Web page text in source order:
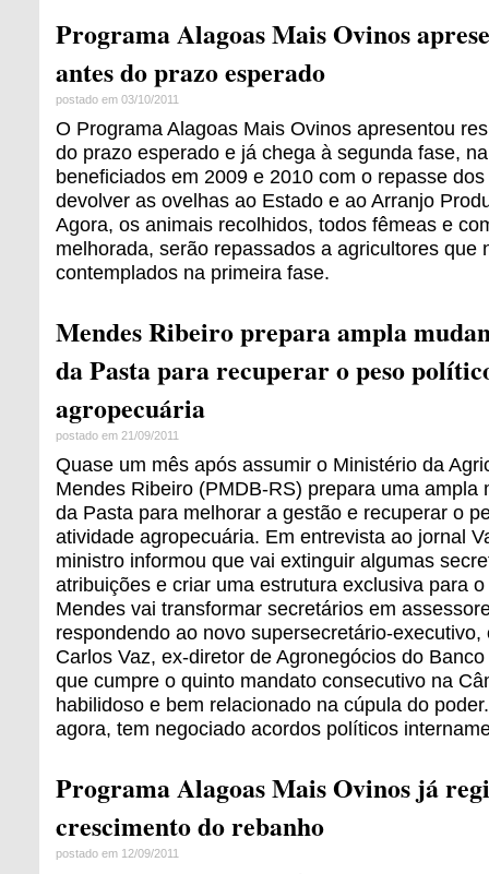
Programa Alagoas Mais Ovinos
antes do prazo esperado
postado em 03/10/2011
O Programa Alagoas Mais Ovinos apresentou
do prazo esperado e já chega à segunda fase,
beneficiados em 2009 e 2010 com o repasse
devolver as ovelhas ao Estado e ao Arranjo
Agora, os animais recolhidos, todos fêmeas e
melhorada, serão repassados a agricultores que
contemplados na primeira fase.
Mendes Ribeiro prepara ampla
da Pasta para recuperar o peso
agropecuária
postado em 21/09/2011
Quase um mês após assumir o Ministério da
Mendes Ribeiro (PMDB-RS) prepara uma ampla
da Pasta para melhorar a gestão e recuperar o
atividade agropecuária. Em entrevista ao jornal
ministro informou que vai extinguir algumas
atribuições e criar uma estrutura exclusiva para
Mendes vai transformar secretários em
respondendo ao novo supersecretário-executivo,
Carlos Vaz, ex-diretor de Agronegócios do
que cumpre o quinto mandato consecutivo na
habilidoso e bem relacionado na cúpula do
agora, tem negociado acordos políticos
Programa Alagoas Mais Ovinos já
crescimento do rebanho
postado em 12/09/2011